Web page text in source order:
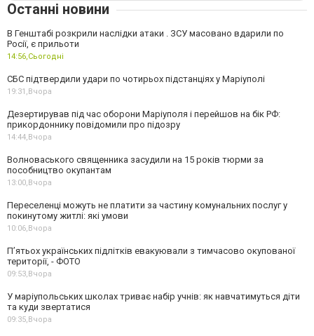
Останні новини
В Генштабі розкрили наслідки атаки . ЗСУ масовано вдарили по
Росії, є прильоти
14:56,Сьогодні
СБС підтвердили удари по чотирьох підстанціях у Маріуполі
19:31,Вчора
Дезертирував під час оборони Маріуполя і перейшов на бік РФ:
прикордоннику повідомили про підозру
14:44,Вчора
Волноваського священника засудили на 15 років тюрми за
пособництво окупантам
13:00,Вчора
Переселенці можуть не платити за частину комунальних послуг у
покинутому житлі: які умови
10:06,Вчора
П’ятьох українських підлітків евакуювали з тимчасово окупованої
території, - ФОТО
09:53,Вчора
У маріупольських школах триває набір учнів: як навчатимуться діти
та куди звертатися
09:35,Вчора